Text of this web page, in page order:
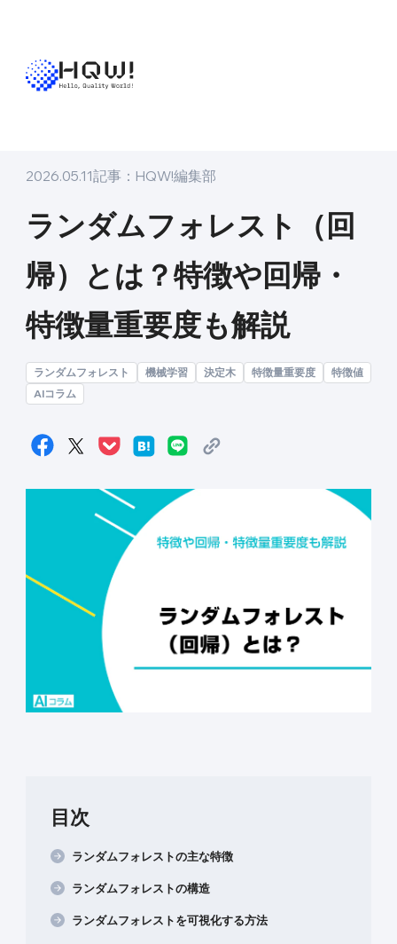
トップ メディアナレッジ
2026.05.11記事： HQW!編集部
ランダムフォレスト（回
帰）とは？特徴や回帰・
特徴量重要度も解説
ランダムフォレスト 機械学習 決定木 特徴量重要度
特徴値
AIコラム
目次
ランダムフォレストの主な特徴
ランダムフォレストの構造
ランダムフォレストを可視化する方法